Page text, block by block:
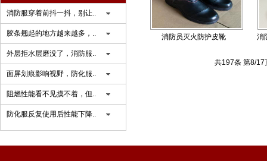
消防服穿着前抖一抖，别让..
胶条翘起的地方越来越多，..
外层拒水层磨没了，消防服..
面屏划痕影响视野，防化服..
阻燃性能看不见摸不着，但..
防化服反复使用后性能下降..
消防员灭火防护皮靴
消
共197条 第8/